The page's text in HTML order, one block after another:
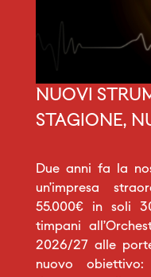
NUOVI
STAGIONE,
Due anni fa la
un’impresa
55.000€ in soli
timpani
2026/27 alle
nuovo